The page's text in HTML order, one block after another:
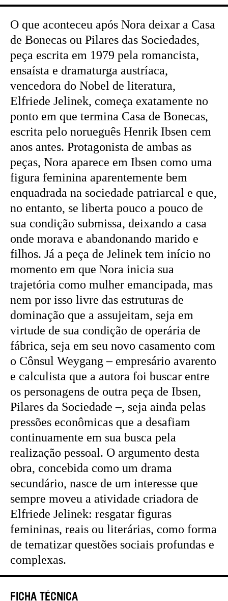
Ficha Técnica
O que aconteceu após Nora deixar a Casa
de Bonecas ou Pilares das Sociedades,
peça escrita em 1979 pela romancista,
ensaísta e dramaturga austríaca,
vencedora do Nobel de literatura,
Elfriede Jelinek, começa exatamente no
ponto em que termina Casa de Bonecas,
escrita pelo norueguês Henrik Ibsen cem
anos antes. Protagonista de ambas as
peças, Nora aparece em Ibsen como uma
figura feminina aparentemente bem
enquadrada na sociedade patriarcal e que,
no entanto, se liberta pouco a pouco de
sua condição submissa, deixando a casa
onde morava e abandonando marido e
filhos. Já a peça de Jelinek tem início no
momento em que Nora inicia sua
trajetória como mulher emancipada, mas
nem por isso livre das estruturas de
dominação que a assujeitam, seja em
virtude de sua condição de operária de
fábrica, seja em seu novo casamento com
o Cônsul Weygang – empresário avarento
e calculista que a autora foi buscar entre
os personagens de outra peça de Ibsen,
Pilares da Sociedade –, seja ainda pelas
pressões econômicas que a desafiam
continuamente em sua busca pela
realização pessoal. O argumento desta
obra, concebida como um drama
secundário, nasce de um interesse que
sempre moveu a atividade criadora de
Elfriede Jelinek: resgatar figuras
femininas, reais ou literárias, como forma
de tematizar questões sociais profundas e
complexas.